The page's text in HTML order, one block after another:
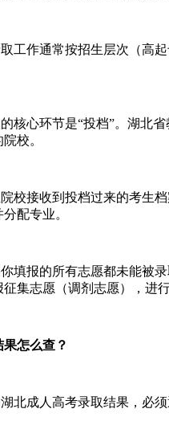
作通常按招生层次（高起
心环节是“投档”。湖北省
校。
接收到投档过来的考生档
配专业。
报的所有志愿都未能被录
集志愿（调剂志愿），进行
怎么查？
成人高考录取结果，必须